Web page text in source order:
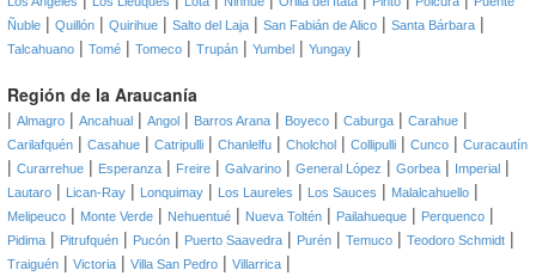
Ñuble | Quillón | Quirihue | Salto del Laja | San Fabián de Alico | Santa Bárbara |
Talcahuano | Tomé | Tomeco | Trupán | Yumbel | Yungay |
Región de la Araucanía
| Almagro | Ancahual | Angol | Barros Arana | Boyeco | Caburga | Carahue |
Carilafquén | Casahue | Catripulli | Chanlelfu | Cholchol | Collipulli | Cunco | Curacautín
| Curarrehue | Esperanza | Freire | Galvarino | General López | Gorbea | Imperial |
Lautaro | Lican-Ray | Lonquimay | Los Laureles | Los Sauces | Malalcahuello |
Melipeuco | Monte Verde | Nehuentué | Nueva Toltén | Pailahueque | Perquenco |
Pidima | Pitrufquén | Pucón | Puerto Saavedra | Purén | Temuco | Teodoro Schmidt |
Traiguén | Victoria | Villa San Pedro | Villarrica |